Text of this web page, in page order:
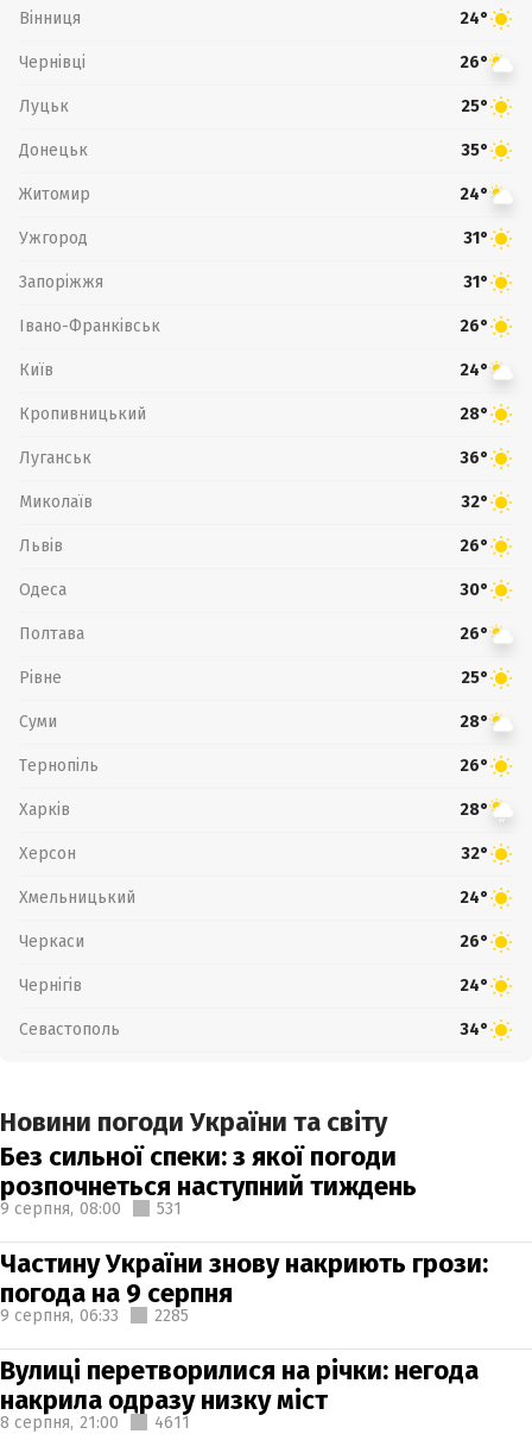
Вінниця 24°
Чернівці 26°
Луцьк 25°
Донецьк 35°
Житомир 24°
Ужгород 31°
Запоріжжя 31°
Івано-Франківськ 26°
Київ 24°
Кропивницький 28°
Луганськ 36°
Миколаїв 32°
Львів 26°
Одеса 30°
Полтава 26°
Рівне 25°
Суми 28°
Тернопіль 26°
Харків 28°
Херсон 32°
Хмельницький 24°
Черкаси 26°
Чернігів 24°
Севастополь 34°
Новини погоди України та світу
Без сильної спеки: з якої погоди
розпочнеться наступний тиждень
9 серпня, 08:00 531
Частину України знову накриють грози:
погода на 9 серпня
9 серпня, 06:33 2285
Вулиці перетворилися на річки: негода
накрила одразу низку міст
8 серпня, 21:00 4611